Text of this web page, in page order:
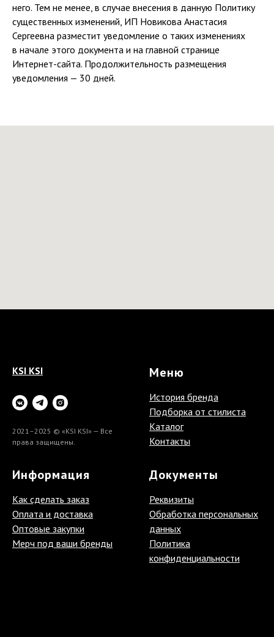
него. Тем не менее, в случае внесения в данную Политику
существенных изменений, ИП Новикова Анастасия
Сергеевна разместит уведомление о таких изменениях
в начале этого документа и на главной странице
Интернет-сайта. Продолжительность размещения
уведомления — 30 дней.
KSI KSI
2021–2025 © «KSI KSI» — Все
права защищены.
Меню
История бренда
Подборка от стилиста
Каталог
Контакты
Информация
Как сделать заказ
Оплата и доставка
Оптовые закупки
Мерч под ваши бренды
Документы
Реквизиты
Обработка персональных
данных
Политика
конфиденциальности